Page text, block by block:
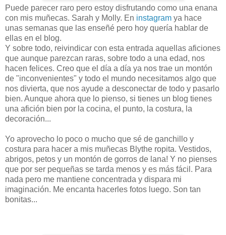
Puede parecer raro pero estoy disfrutando como una enana
con mis muñecas. Sarah y Molly. En instagram ya hace
unas semanas que las enseñé pero hoy quería hablar de
ellas en el blog.
Y sobre todo, reivindicar con esta entrada aquellas aficiones
que aunque parezcan raras, sobre todo a una edad, nos
hacen felices. Creo que el día a día ya nos trae un montón
de "inconvenientes" y todo el mundo necesitamos algo que
nos divierta, que nos ayude a desconectar de todo y pasarlo
bien. Aunque ahora que lo pienso, si tienes un blog tienes
una afición bien por la cocina, el punto, la costura, la
decoración...
Yo aprovecho lo poco o mucho que sé de ganchillo y
costura para hacer a mis muñecas Blythe ropita. Vestidos,
abrigos, petos y un montón de gorros de lana! Y no pienses
que por ser pequeñas se tarda menos y es más fácil. Para
nada pero me mantiene concentrada y dispara mi
imaginación. Me encanta hacerles fotos luego. Son tan
bonitas...